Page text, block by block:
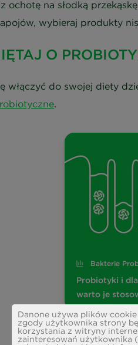
ochotę na słodką
wybieraj produkty
O
włączyć do swojej diety
.
Bakterie
Probiotyki i
warto je
Danone używa plików
zgody użytkownika strony
korzystania z witryny
zainteresowań użytkownika